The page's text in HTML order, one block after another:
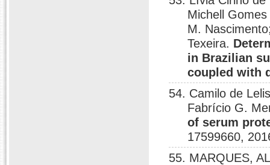
Michell
M.
Texeira.
in Brazilian
coupled with
54. Camilo de
Fabrício G.
of serum
17599660,
55. MARQUES,